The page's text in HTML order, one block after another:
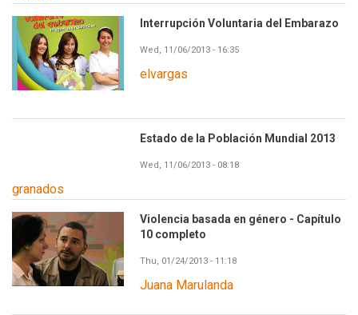
Interrupción Voluntaria del Embarazo
Wed, 11/06/2013 - 16:35
elvargas
Estado de la Población Mundial 2013
Wed, 11/06/2013 - 08:18
granados
Violencia basada en género - Capítulo
10 completo
Thu, 01/24/2013 - 11:18
Juana Marulanda